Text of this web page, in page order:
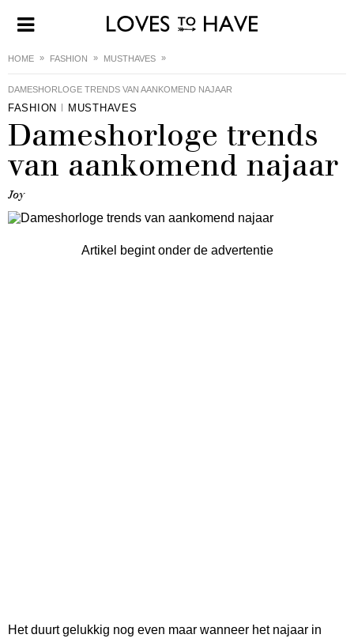
HOME FASHION MUSTHAVES
DAMESHORLOGE TRENDS VAN AANKOMEND NAJAAR
FASHION MUSTHAVES
Dameshorloge trends
van aankomend najaar
Joy
Artikel begint onder de advertentie
Het duurt gelukkig nog even maar wanneer het najaar in